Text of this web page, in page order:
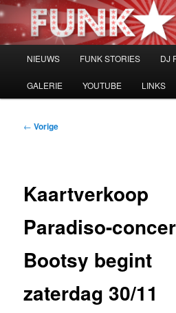
Spring
naar
NIEUWS FUNK STORIES DJ
GALERIE YOUTUBE LINKS
Bericht
← Vorige
Kaartverkoop
Paradiso-
Bootsy begint
zaterdag 30/11